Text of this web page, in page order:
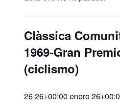
Clàssica
1969-Gran
(ciclismo)
26 26+00:00 enero